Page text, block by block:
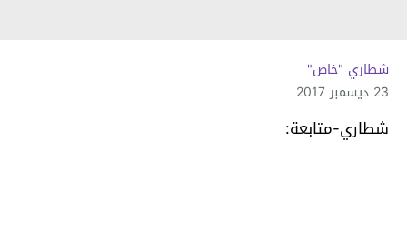
شطاري "خاص"
23 ديسمبر 2017
شطاري-متابعة: